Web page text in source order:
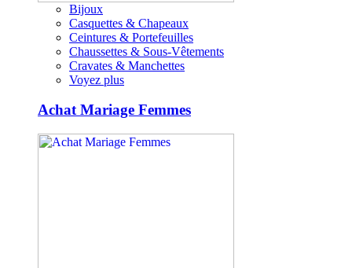
Bijoux
Casquettes & Chapeaux
Ceintures & Portefeuilles
Chaussettes & Sous-Vêtements
Cravates & Manchettes
Voyez plus
Achat Mariage Femmes